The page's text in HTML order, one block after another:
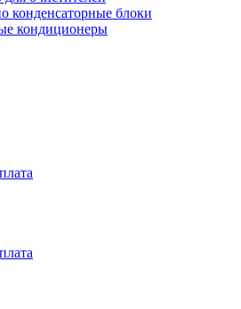
конденсаторные блоки
кондиционеры